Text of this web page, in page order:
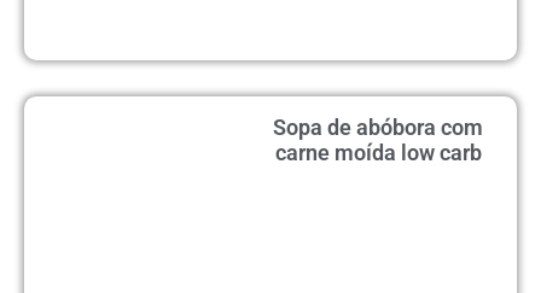
Sopa de abóbora com
carne moída low carb